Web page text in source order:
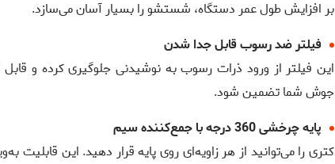
بر افزایش طول عمر دستگاه، شستشو را بسیار آسان می‌سازد.
فیلتر ضد رسوب قابل جدا شدن
این فیلتر از ورود ذرات رسوب به نوشیدنی جلوگیری کرده و
جوش شما تضمین شود.
پایه چرخشی 360 درجه با جمع‌کننده سیم
کتری را می‌توانید از هر زاویه‌ای روی پایه قرار دهید. این